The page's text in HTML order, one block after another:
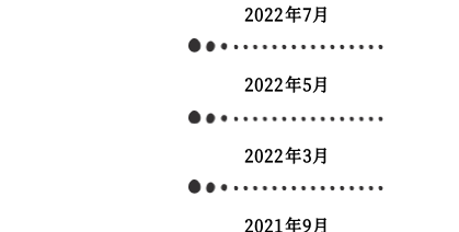
2022年7月
2022年5月
2022年3月
2021年9月